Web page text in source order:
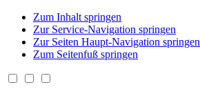
Zum Inhalt springen
Zur Service-Navigation springen
Zur Seiten Haupt-Navigation springen
Zum Seitenfuß springen